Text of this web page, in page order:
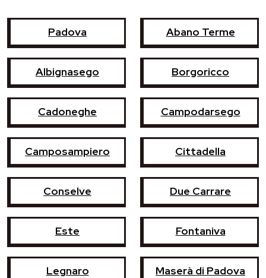
Padova Abano Terme
Albignasego Borgoricco
Cadoneghe Campodarsego
Camposampiero Cittadella
Conselve Due Carrare
Este Fontaniva
Legnaro Maserà di Padova